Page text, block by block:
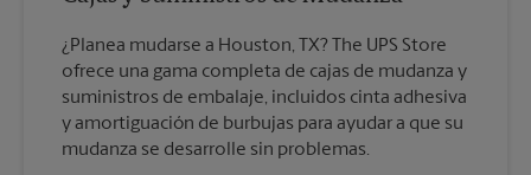
¿Planea mudarse a Houston, TX? The UPS Store
ofrece una gama completa de cajas de mudanza y
suministros de embalaje, incluidos cinta adhesiva
y amortiguación de burbujas para ayudar a que su
mudanza se desarrolle sin problemas.